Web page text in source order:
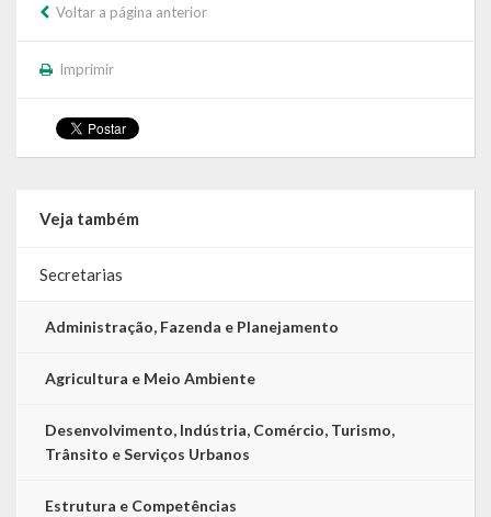
Serviços Urbanos
Cultura e Turismo
Calendário de Eventos
Publicações
Conselhos Municipais
Planos
Prestação de Contas
Leis Orçamentárias
Voltar a página anterior
Imprimir
Veja também
Secretarias
Administração, Fazenda e Planejamento
Agricultura e Meio Ambiente
Desenvolvimento, Indústria, Comércio, Turismo,
Trânsito e Serviços Urbanos
Estrutura e Competências